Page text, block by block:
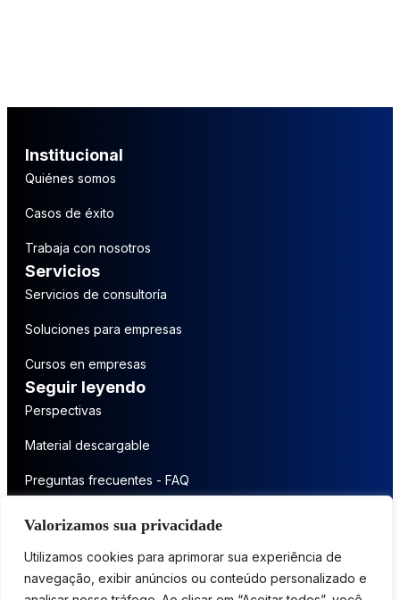
Valorizamos sua privacidade
Utilizamos cookies para aprimorar sua experiência de
navegação, exibir anúncios ou conteúdo personalizado e
Institucional
Quiénes somos
Casos de éxito
Trabaja con nosotros
Servicios
Servicios de consultoría
Soluciones para empresas
Cursos en empresas
Seguir leyendo
Perspectivas
Material descargable
Preguntas frecuentes - FAQ
Póngase en contacto con nosotros